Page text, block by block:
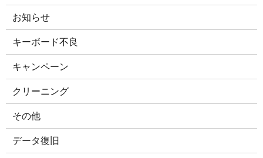
お知らせ
キーボード不良
キャンペーン
クリーニング
その他
データ復旧